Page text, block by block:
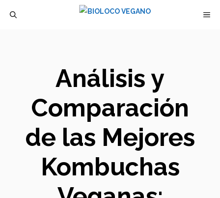
Análisis y
Comparación
de las Mejores
Kombuchas